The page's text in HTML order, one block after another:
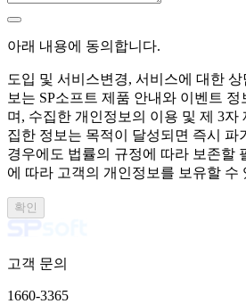
아래 내용에 동의합니다.
도입 및 서비스변경, 서비스에 대한
보는 SP소프트 제품 안내와 이벤트
며, 수집한 개인정보의 이용 및 제 3자
집한 정보는 목적이 달성되면 즉시 파
경우에도 법률의 규정에 따라 보존할
에 따라 고객의 개인정보를 보유할 수
확인
고객 문의
1660-3365